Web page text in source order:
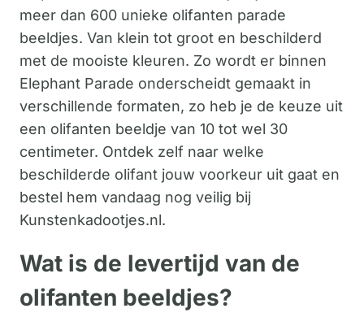
meer dan 600 unieke olifanten parade
beeldjes. Van klein tot groot en beschilderd
met de mooiste kleuren. Zo wordt er binnen
Elephant Parade onderscheidt gemaakt in
verschillende formaten, zo heb je de keuze uit
een olifanten beeldje van 10 tot wel 30
centimeter. Ontdek zelf naar welke
beschilderde olifant jouw voorkeur uit gaat en
bestel hem vandaag nog veilig bij
Kunstenkadootjes.nl.
Wat is de levertijd van de
olifanten beeldjes?